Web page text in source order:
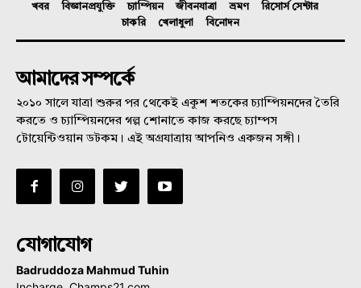
খবর বিজ্ঞানপ্রযুক্তি চ্যাম্পিয়ন জীবনযাত্রা ভ্রমণ
রিসোর্স সেন্টার
চাকরি
খেলাধুলা বিনোদন
আমাদের সম্পর্কে
২০১০ সালে যাত্রা শুরুর পর থেকেই একুশ শতকের চ্যাম্পিয়নদের তৈরি
করতে ও চ্যাম্পিয়নদের গল্প শোনাতে কাজ করছে চ্যাম্পস
টোয়েন্টিওয়ান ডটকম। এই অগ্রযাত্রায় আপনিও একজন সঙ্গী।
যোগাযোগ
Badruddoza Mahmud Tuhin